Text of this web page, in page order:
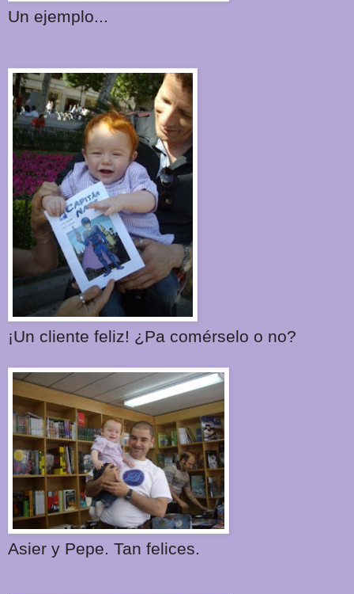
Un ejemplo...
¡Un cliente feliz! ¿Pa comérselo o no?
Asier y Pepe. Tan felices.